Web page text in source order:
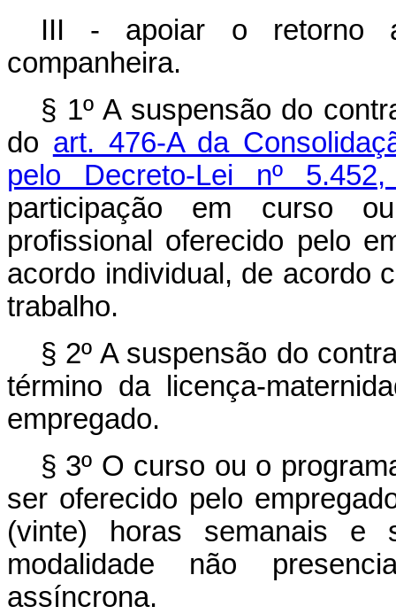
III - apoiar o retorno
companheira.
§ 1º A suspensão do
do art. 476-A da
pelo Decreto-Lei nº
participação em curso
profissional oferecido pelo
acordo individual, de acordo
trabalho.
§ 2º A suspensão do
término da licença-
empregado.
§ 3º O curso ou o
ser oferecido pelo
(vinte) horas semanais e
modalidade não
assíncrona.